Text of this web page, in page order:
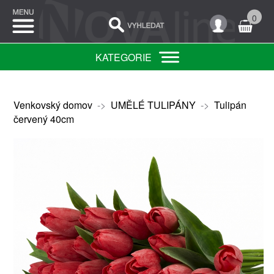
0
KATEGORIE
Venkovský domov-> UMĚLÉ TULIPÁNY-> Tulipán
červený 40cm